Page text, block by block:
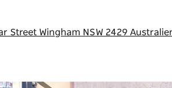
Street Wingham NSW 2429